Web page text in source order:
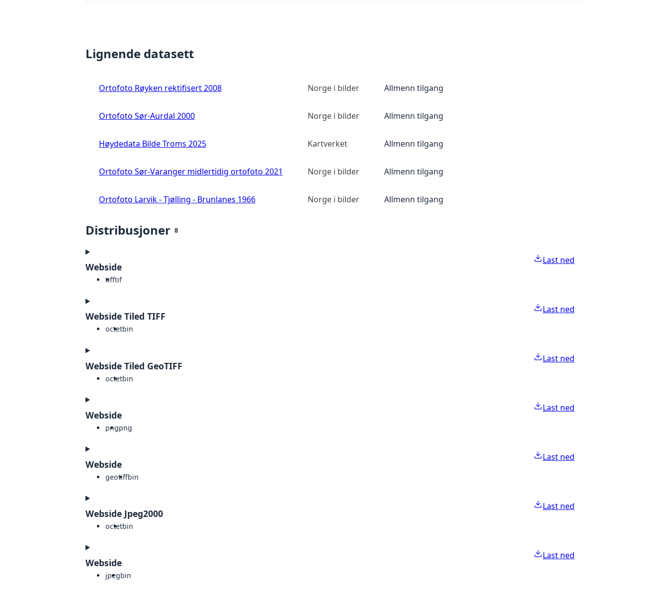
Lignende datasett
Ortofoto Røyken rektifisert 2008 Norge i bilder Allmenn tilgang
Ortofoto Sør-Aurdal 2000 Norge i bilder Allmenn tilgang
Høydedata Bilde Troms 2025 Kartverket Allmenn tilgang
Ortofoto Sør-Varanger midlertidig ortofoto 2021 Norge i bilder Allmenn tilgang
Ortofoto Larvik - Tjølling - Brunlanes 1966 Norge i bilder Allmenn tilgang
Distribusjoner 8
Webside
tifftif
Last ned
Webside Tiled TIFF
octetbin
Last ned
Webside Tiled GeoTIFF
octetbin
Last ned
Webside
pngpng
Last ned
Webside
geotiffbin
Last ned
Webside Jpeg2000
octetbin
Last ned
Webside
jpegbin
Last ned